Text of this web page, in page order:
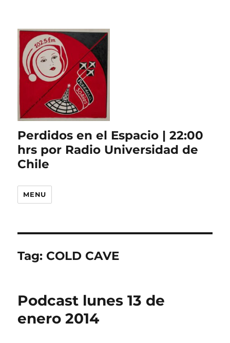
Perdidos en el Espacio | 22:00
hrs por Radio Universidad de
Chile
MENU
Tag: COLD CAVE
Podcast lunes 13 de
enero 2014